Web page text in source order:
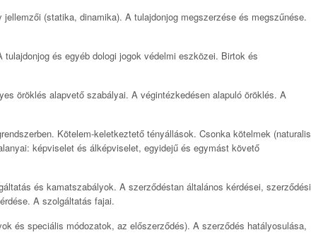
(statika, dinamika). A tulajdonjog megszerzése és megszűnése.
és egyéb dologi jogok védelmi eszközei. Birtok és
öröklés alapvető szabályai. A végintézkedésen alapuló öröklés. A
Kötelem-keletkeztető tényállások. Csonka kötelmek (naturalis
képviselet és álképviselet, egyidejű és egymást követő
és kamatszabályok. A szerződéstan általános kérdései, szerződési
A szolgáltatás fajai.
és speciális módozatok, az előszerződés). A szerződés hatályosulása,